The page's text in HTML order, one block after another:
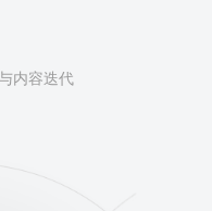
内容迭代